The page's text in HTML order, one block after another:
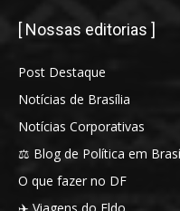
[ Nossas editorias ]
Post Destaque
Notícias de Brasília
Notícias Corporativas
⚖️ Blog de Política em
O que fazer no DF